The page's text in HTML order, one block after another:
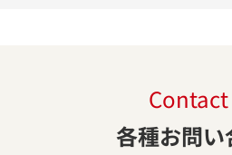
Contact
各種お問い